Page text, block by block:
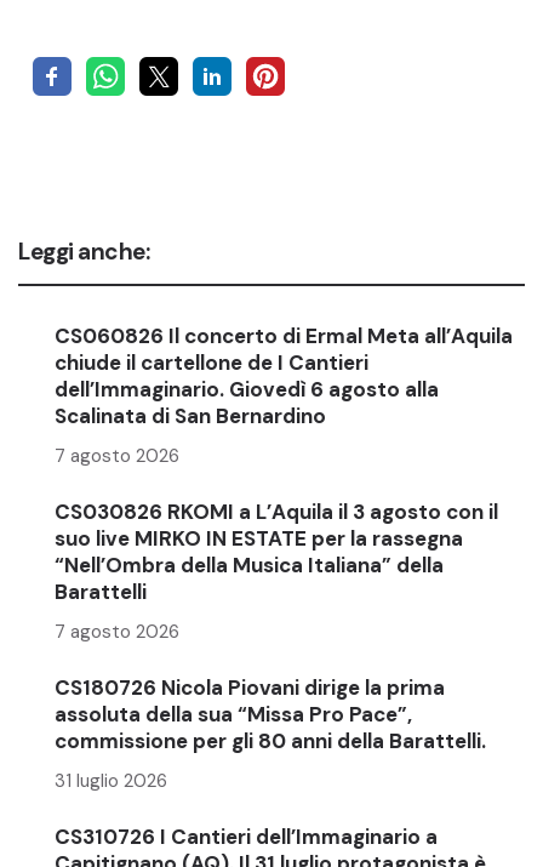
Leggi anche:
CS060826 Il concerto di Ermal Meta all’Aquila
chiude il cartellone de I Cantieri
dell’Immaginario. Giovedì 6 agosto alla
Scalinata di San Bernardino
7 agosto 2026
CS030826 RKOMI a L’Aquila il 3 agosto con il
suo live MIRKO IN ESTATE per la rassegna
“Nell’Ombra della Musica Italiana” della
Barattelli
7 agosto 2026
CS180726 Nicola Piovani dirige la prima
assoluta della sua “Missa Pro Pace”,
commissione per gli 80 anni della Barattelli.
31 luglio 2026
CS310726 I Cantieri dell’Immaginario a